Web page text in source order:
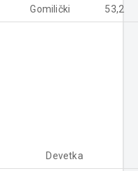
Gomilički 53,2
Devetka